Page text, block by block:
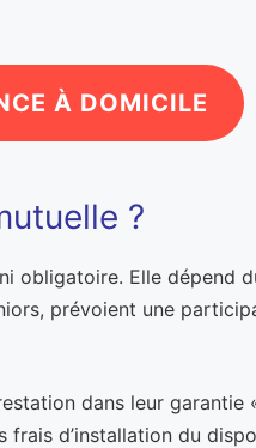
À DOMICILE
?
obligatoire. Elle dépend
prévoient une
dans leur garantie
frais d’installation du